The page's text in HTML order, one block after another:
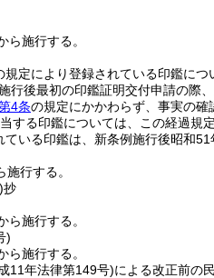
ら施行する。
定により登録されている印鑑に
行後最初の印鑑証明交付申請の際
4条の規定にかかわらず、事実の確
する印鑑については、この経過規
ている印鑑は、新条例施行後昭和
行する。
抄
ら施行する。
)
ら施行する。
11年法律第149号)による改正前の